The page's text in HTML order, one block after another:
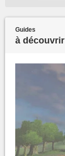
Guides
à découvrir